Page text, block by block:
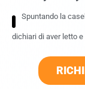
Spuntando la
dichiari di aver letto